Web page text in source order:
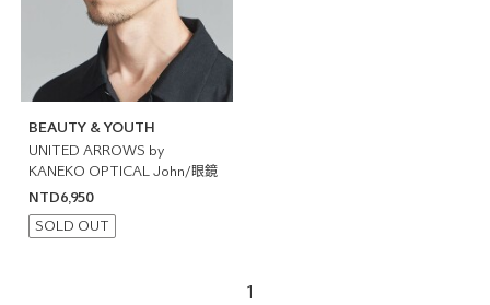
BEAUTY & YOUTH
UNITED ARROWS by
KANEKO OPTICAL John/眼鏡
NTD6,950
SOLD OUT
1